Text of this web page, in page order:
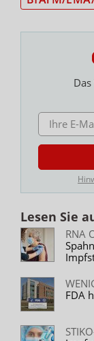
E-MAIL
Lesen Sie
RNA
FDA